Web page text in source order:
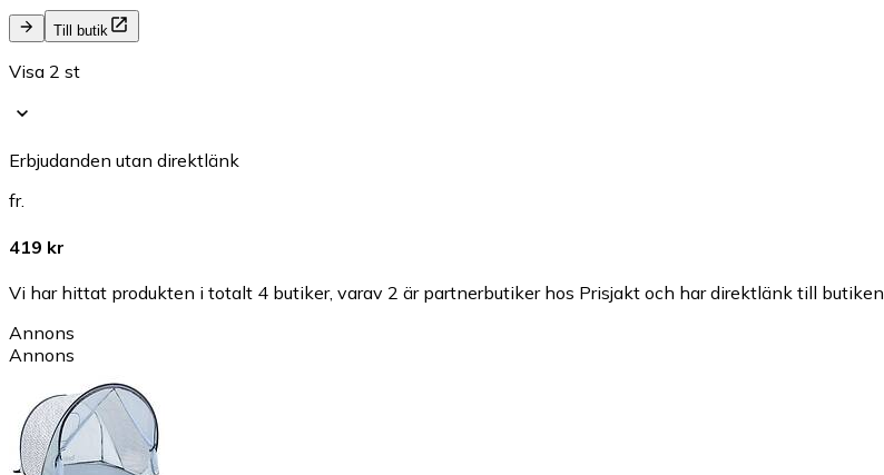
Till butik
Visa 2 st
Erbjudanden utan direktlänk
fr.
419 kr
Vi har hittat produkten i totalt 4 butiker, varav 2 är partnerbutiker hos Prisjakt och har direktlänk till butiken.
Annons
Annons